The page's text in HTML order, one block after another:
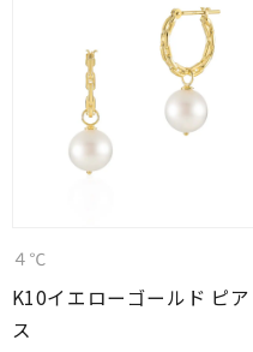
４℃
K10イエローゴールド ピア
ス